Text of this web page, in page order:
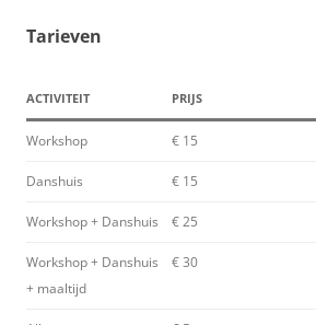
Tarieven
ACTIVITEIT PRIJS
Workshop € 15
Danshuis € 15
Workshop + Danshuis € 25
Workshop + Danshuis
+ maaltijd
€ 30